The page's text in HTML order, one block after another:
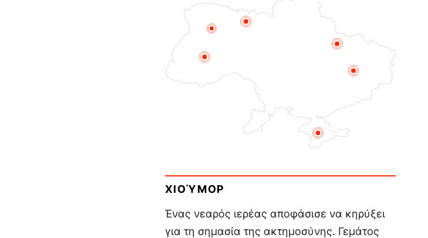
ΧΙΟΎΜΟΡ
Ένας νεαρός ιερέας αποφάσισε να κηρύξει
για τη σημασία της ακτημοσύνης. Γεμάτος